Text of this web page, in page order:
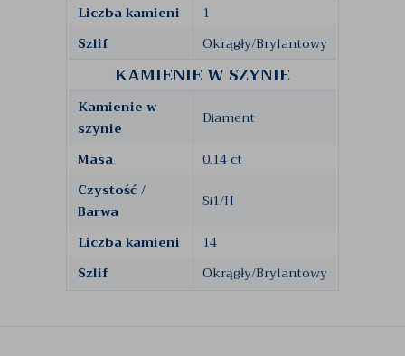
Liczba kamieni
1
Szlif
Okrągły/Brylantowy
KAMIENIE W SZYNIE
Kamienie w
szynie
Diament
Masa
0.14 ct
Czystość /
Barwa
Si1/H
Liczba kamieni
14
Szlif
Okrągły/Brylantowy